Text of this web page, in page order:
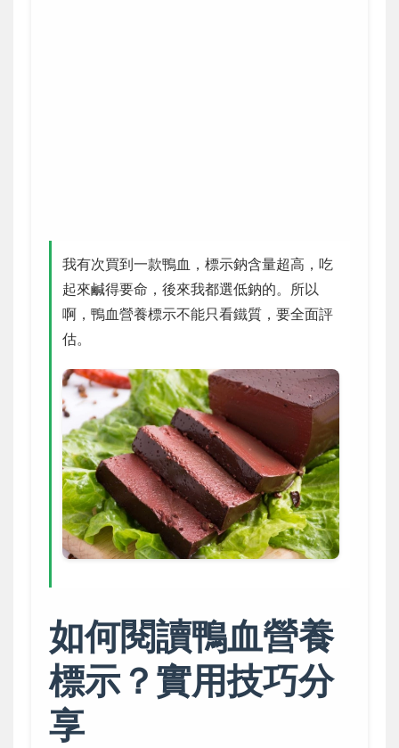
我有次買到一款鴨血，標示鈉含量超高，吃
起來鹹得要命，後來我都選低鈉的。所以
啊，鴨血營養標示不能只看鐵質，要全面評
估。
如何閱讀鴨血營養
標示？實用技巧分
享